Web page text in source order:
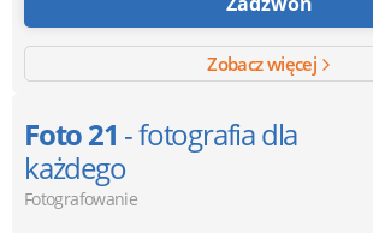
Zobacz więcej
Foto 21 - fotografia dla
każdego
Fotografowanie